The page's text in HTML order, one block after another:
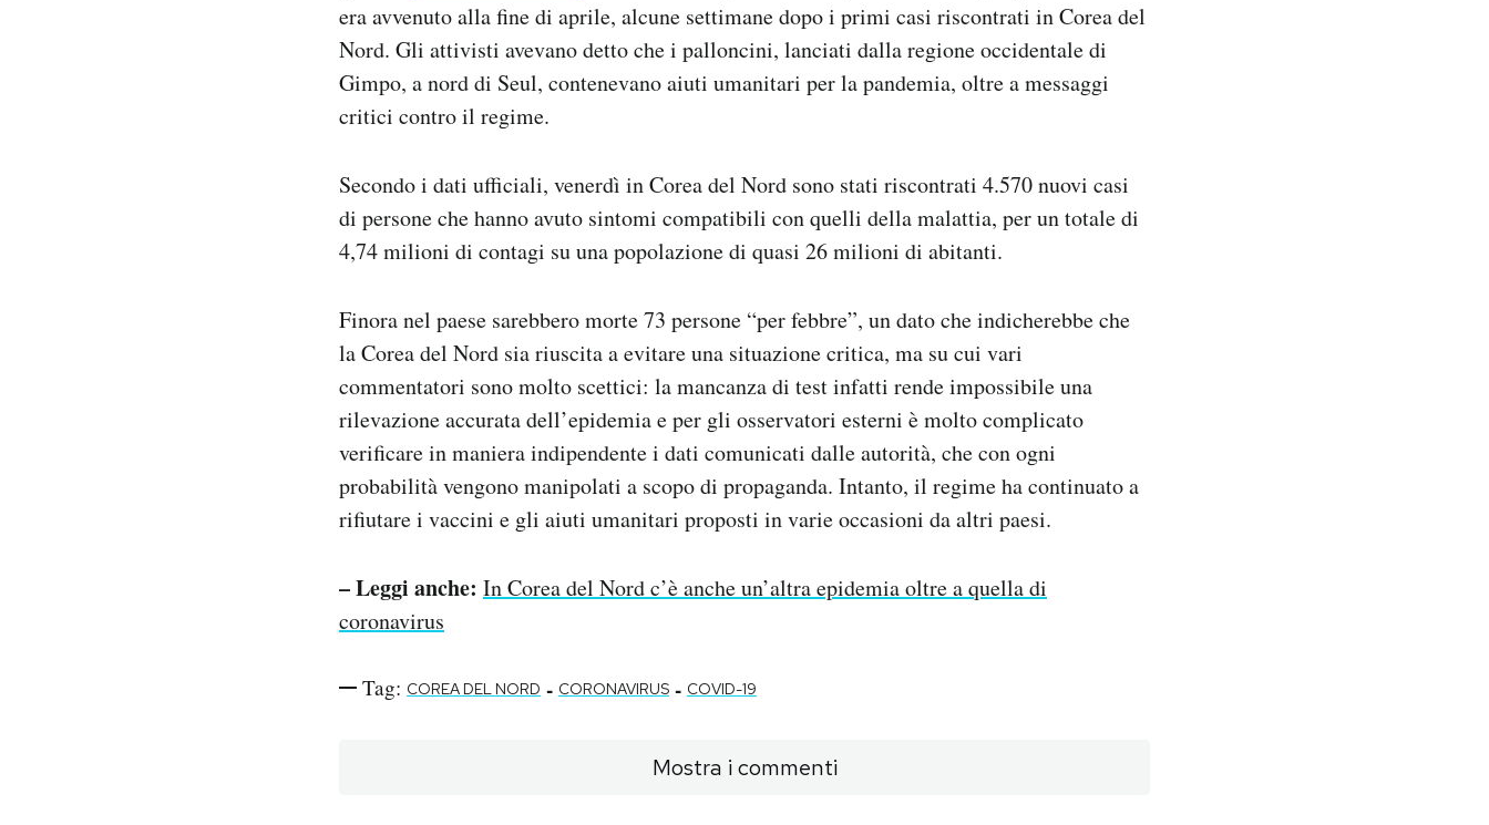
era avvenuto alla fine di aprile, alcune settimane dopo i primi casi riscontrati in Corea del
Nord. Gli attivisti avevano detto che i palloncini, lanciati dalla regione occidentale di
Gimpo, a nord di Seul, contenevano aiuti umanitari per la pandemia, oltre a messaggi
critici contro il regime.
Secondo i dati ufficiali, venerdì in Corea del Nord sono stati riscontrati 4.570 nuovi casi
di persone che hanno avuto sintomi compatibili con quelli della malattia, per un totale di
4,74 milioni di contagi su una popolazione di quasi 26 milioni di abitanti.
Finora nel paese sarebbero morte 73 persone “per febbre”, un dato che indicherebbe che
la Corea del Nord sia riuscita a evitare una situazione critica, ma su cui vari
commentatori sono molto scettici: la mancanza di test infatti rende impossibile una
rilevazione accurata dell’epidemia e per gli osservatori esterni è molto complicato
verificare in maniera indipendente i dati comunicati dalle autorità, che con ogni
probabilità vengono manipolati a scopo di propaganda. Intanto, il regime ha continuato a
rifiutare i vaccini e gli aiuti umanitari proposti in varie occasioni da altri paesi.
– Leggi anche: In Corea del Nord c’è anche un’altra epidemia oltre a quella di
coronavirus
Tag: COREA DEL NORD - CORONAVIRUS - COVID-19
Mostra i commenti